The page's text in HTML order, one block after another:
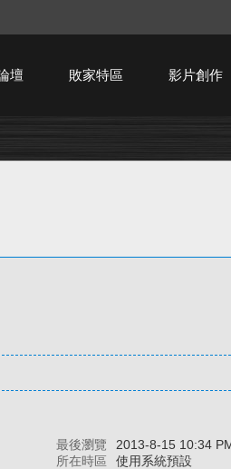
壇 敗家特區 影片創作
最後瀏覽
2013-8-15 10:34
所在時區 使用系統預設